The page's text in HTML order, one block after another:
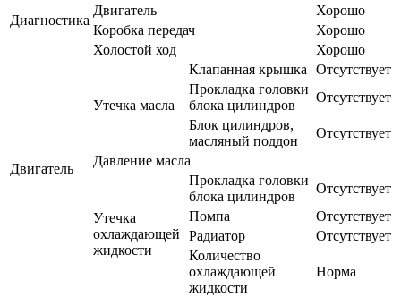
Диагностика
Двигатель
Хорошо
Коробка передач
Хорошо
Двигатель
Холостой ход Хорошо
Утечка масла
Клапанная крышка
Отсутствует
Прокладка головки
блока цилиндров
Отсутствует
Блок цилиндров,
масляный поддон
Отсутствует
Давление масла
Утечка
охлаждающей
жидкости
Прокладка головки
блока цилиндров
Отсутствует
Помпа
Отсутствует
Радиатор
Отсутствует
Количество
охлаждающей
жидкости
Норма